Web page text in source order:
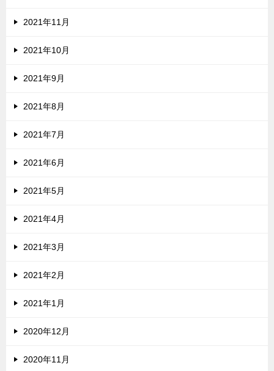
2021年11月
2021年10月
2021年9月
2021年8月
2021年7月
2021年6月
2021年5月
2021年4月
2021年3月
2021年2月
2021年1月
2020年12月
2020年11月